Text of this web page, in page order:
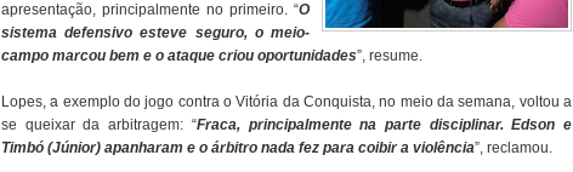
apresentação, principalmente no primeiro. “O
sistema defensivo esteve seguro, o meio-
campo marcou bem e o ataque criou oportunidades”, resume.
Lopes, a exemplo do jogo contra o Vitória da Conquista, no meio da semana, voltou a
se queixar da arbitragem: “Fraca, principalmente na parte disciplinar. Edson e
Timbó (Júnior) apanharam e o árbitro nada fez para coibir a violência”, reclamou.